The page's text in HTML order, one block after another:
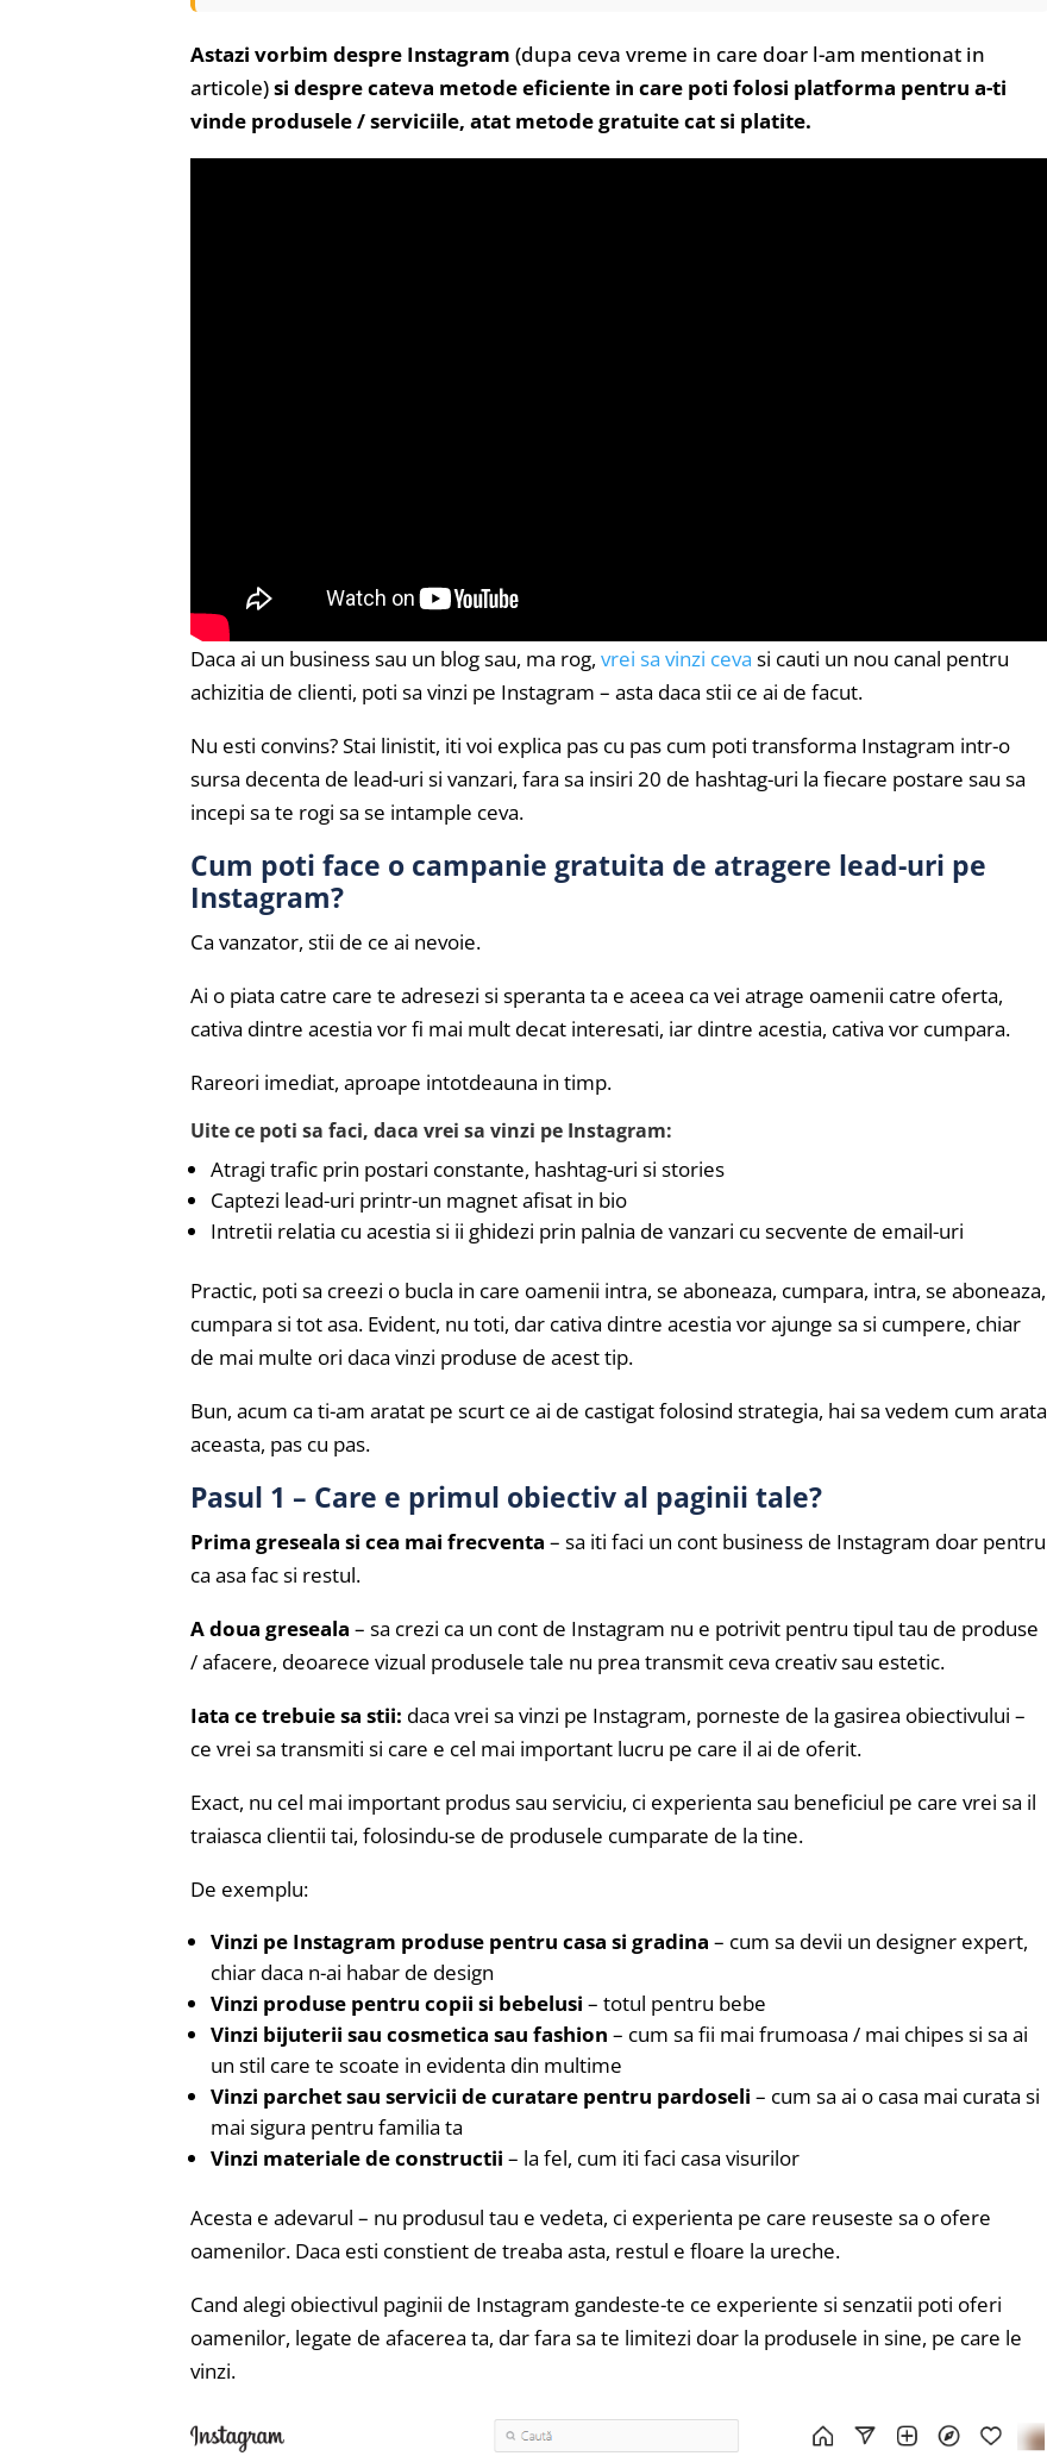
Astazi vorbim despre Instagram (dupa ceva vreme in care doar l-am mentionat in
articole)si despre cateva metode eficiente in care poti folosi platforma pentru a-ti
vinde produsele / serviciile, atat metode gratuite cat si platite.
Daca ai un business sau un blog sau, ma rog, vrei sa vinzi ceva si cauti un nou canal pentru
achizitia de clienti, poti sa vinzi pe Instagram – asta daca stii ce ai de facut.
Nu esti convins? Stai linistit, iti voi explica pas cu pas cum poti transforma Instagram intr-o
sursa decenta de lead-uri si vanzari, fara sa insiri 20 de hashtag-uri la fiecare postare sau sa
incepi sa te rogi sa se intample ceva.
Cum poti face o campanie gratuita de atragere lead-uri pe
Instagram?
Ca vanzator, stii de ce ai nevoie.
Ai o piata catre care te adresezi si speranta ta e aceea ca vei atrage oamenii catre oferta,
cativa dintre acestia vor fi mai mult decat interesati, iar dintre acestia, cativa vor cumpara.
Rareori imediat, aproape intotdeauna in timp.
Uite ce poti sa faci, daca vrei sa vinzi pe Instagram:
Atragi trafic prin postari constante, hashtag-uri si stories
Captezi lead-uri printr-un magnet afisat in bio
Intretii relatia cu acestia si ii ghidezi prin palnia de vanzari cu secvente de email-uri
Practic, poti sa creezi o bucla in care oamenii intra, se aboneaza, cumpara, intra, se aboneaza,
cumpara si tot asa. Evident, nu toti, dar cativa dintre acestia vor ajunge sa si cumpere, chiar
de mai multe ori daca vinzi produse de acest tip.
Bun, acum ca ti-am aratat pe scurt ce ai de castigat folosind strategia, hai sa vedem cum arata
aceasta, pas cu pas.
Pasul 1 – Care e primul obiectiv al paginii tale?
Prima greseala si cea mai frecventa – sa iti faci un cont business de Instagram doar pentru
ca asa fac si restul.
A doua greseala – sa crezi ca un cont de Instagram nu e potrivit pentru tipul tau de produse
/ afacere, deoarece vizual produsele tale nu prea transmit ceva creativ sau estetic.
Iata ce trebuie sa stii: daca vrei sa vinzi pe Instagram, porneste de la gasirea obiectivului –
ce vrei sa transmiti si care e cel mai important lucru pe care il ai de oferit.
Exact, nu cel mai important produs sau serviciu, ci experienta sau beneficiul pe care vrei sa il
traiasca clientii tai, folosindu-se de produsele cumparate de la tine.
De exemplu:
Vinzi pe Instagram produse pentru casa si gradina – cum sa devii un designer expert,
chiar daca n-ai habar de design
Vinzi produse pentru copii si bebelusi – totul pentru bebe
Vinzi bijuterii sau cosmetica sau fashion – cum sa fii mai frumoasa / mai chipes si sa ai
un stil care te scoate in evidenta din multime
Vinzi parchet sau servicii de curatare pentru pardoseli – cum sa ai o casa mai curata si
mai sigura pentru familia ta
Vinzi materiale de constructii – la fel, cum iti faci casa visurilor
Acesta e adevarul – nu produsul tau e vedeta, ci experienta pe care reuseste sa o ofere
oamenilor. Daca esti constient de treaba asta, restul e floare la ureche.
Cand alegi obiectivul paginii de Instagram gandeste-te ce experiente si senzatii poti oferi
oamenilor, legate de afacerea ta, dar fara sa te limitezi doar la produsele in sine, pe care le
vinzi.